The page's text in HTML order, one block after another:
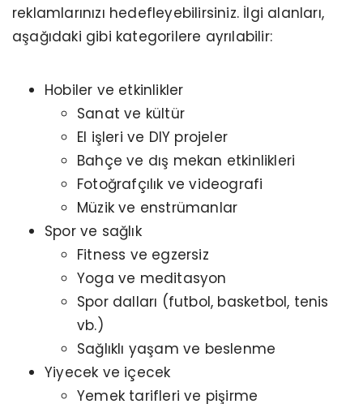
reklamlarınızı hedefleyebilirsiniz. İlgi alanları,
aşağıdaki gibi kategorilere ayrılabilir:
Hobiler ve etkinlikler
Sanat ve kültür
El işleri ve DIY projeler
Bahçe ve dış mekan etkinlikleri
Fotoğrafçılık ve videografi
Müzik ve enstrümanlar
Spor ve sağlık
Fitness ve egzersiz
Yoga ve meditasyon
Spor dalları (futbol, basketbol, tenis
vb.)
Sağlıklı yaşam ve beslenme
Yiyecek ve içecek
Yemek tarifleri ve pişirme